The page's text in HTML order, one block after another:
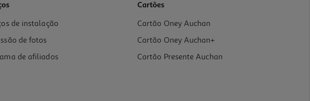
de instalação
de fotos
de afiliados
Cartões
Cartão Oney Auchan
Cartão Oney Auchan+
Cartão Presente Auchan